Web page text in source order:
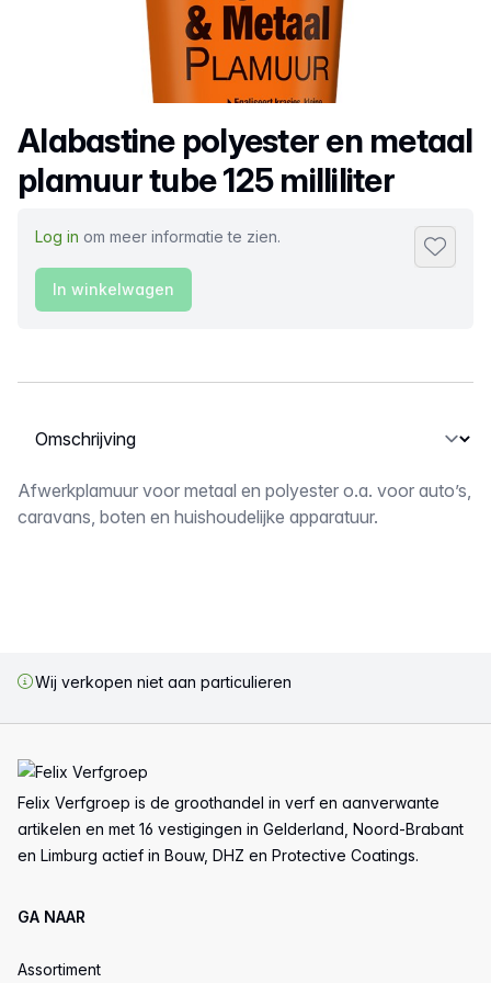
Productnaam
Alabastine polyester en metaal
plamuur tube 125 milliliter
Log in om meer informatie te zien.
In winkelwagen
Selecteer een tabblad
Omschrijving
Afwerkplamuur voor metaal en polyester o.a. voor auto’s,
caravans, boten en huishoudelijke apparatuur.
Wij verkopen niet aan particulieren
Felix Verfgroep is de groothandel in verf en aanverwante
artikelen en met 16 vestigingen in Gelderland, Noord-Brabant
en Limburg actief in Bouw, DHZ en Protective Coatings.
GA NAAR
Assortiment